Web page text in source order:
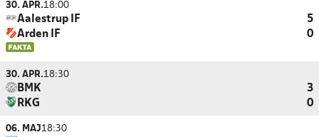
30. APR.18:00
Aalestrup IF
5
Arden IF
0
30. APR.18:30
BMK
3
RKG
0
06. MAJ18:30